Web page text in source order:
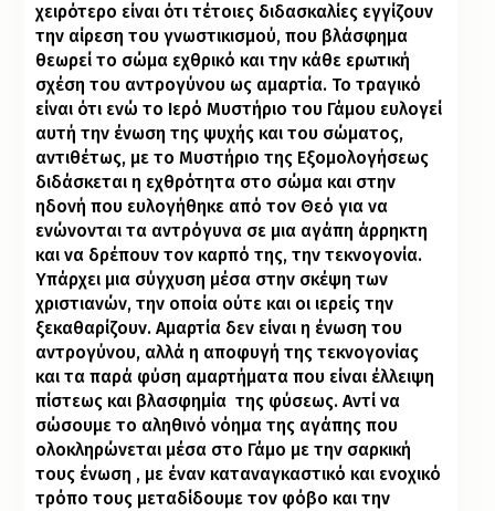
χειρότερο είναι ότι τέτοιες διδασκαλίες εγγίζουν
την αίρεση του γνωστικισμού, που βλάσφημα
θεωρεί το σώμα εχθρικό και την κάθε ερωτική
σχέση του αντρογύνου ως αμαρτία. Το τραγικό
είναι ότι ενώ το Ιερό Μυστήριο του Γάμου ευλογεί
αυτή την ένωση της ψυχής και του σώματος,
αντιθέτως, με το Μυστήριο της Εξομολογήσεως
διδάσκεται η εχθρότητα στο σώμα και στην
ηδονή που ευλογήθηκε από τον Θεό για να
ενώνονται τα αντρόγυνα σε μια αγάπη άρρηκτη
και να δρέπουν τον καρπό της, την τεκνογονία.
Υπάρχει μια σύγχυση μέσα στην σκέψη των
χριστιανών, την οποία ούτε και οι ιερείς την
ξεκαθαρίζουν. Αμαρτία δεν είναι η ένωση του
αντρογύνου, αλλά η αποφυγή της τεκνογονίας
και τα παρά φύση αμαρτήματα που είναι έλλειψη
πίστεως και βλασφημία της φύσεως. Αντί να
σώσουμε το αληθινό νόημα της αγάπης που
ολοκληρώνεται μέσα στο Γάμο με την σαρκική
τους ένωση , με έναν καταναγκαστικό και ενοχικό
τρόπο τους μεταδίδουμε τον φόβο και την